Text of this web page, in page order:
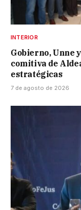
INTERIOR
Gobierno, Unne
comitiva de
estratégicas
7 de agosto de 2026